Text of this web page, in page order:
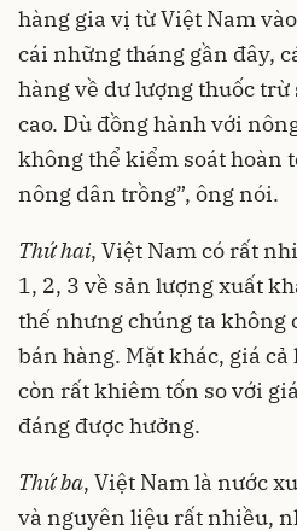
hàng gia vị từ Việt Nam
cái những tháng gần đây,
hàng về dư lượng thuốc
cao. Dù đồng hành với
không thể kiểm soát hoàn
nông dân trồng”, ông nói.
Thứ hai, Việt Nam có rất
1, 2, 3 về sản lượng xuất
thế nhưng chúng ta không
bán hàng. Mặt khác, giá
còn rất khiêm tốn so với
đáng được hưởng.
Thứ ba, Việt Nam là nước
và nguyên liệu rất nhiều,